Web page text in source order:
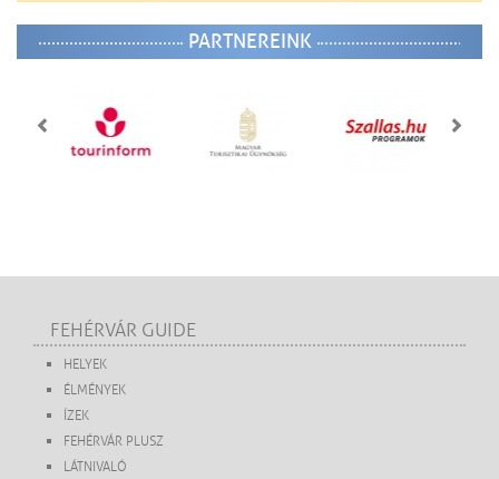
PARTNEREINK
FEHÉRVÁR GUIDE
HELYEK
ÉLMÉNYEK
ÍZEK
FEHÉRVÁR PLUSZ
LÁTNIVALÓ